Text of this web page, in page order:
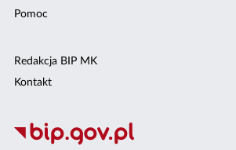
Pomoc
Redakcja BIP MK
Kontakt